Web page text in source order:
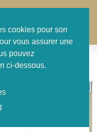
avec
cookies pour son
vous assurer une
pouvez
ci-dessous.